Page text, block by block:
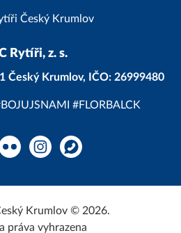
Rytíři, z. s.
Český Krumlov, IČO: 26999480
#FLORBALCK
InstagramWhatsApp
Krumlov © 2026.
práva vyhrazena